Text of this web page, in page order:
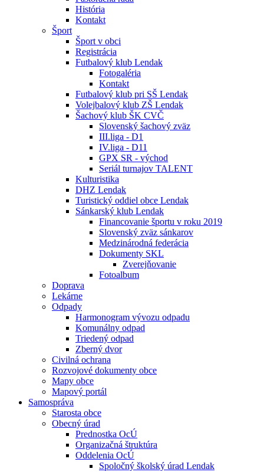
História
Kontakt
Šport
Šport v obci
Registrácia
Futbalový klub Lendak
Fotogaléria
Kontakt
Futbalový klub pri SŠ Lendak
Volejbalový klub ZŠ Lendak
Šachový klub ŠK CVČ
Slovenský šachový zväz
III.liga - D1
IV.liga - D11
GPX SR - východ
Seriál turnajov TALENT
Kulturistika
DHZ Lendak
Turistický oddiel obce Lendak
Sánkarský klub Lendak
Financovanie športu v roku 2019
Slovenský zväz sánkarov
Medzinárodná federácia
Dokumenty SKL
Zverejňovanie
Fotoalbum
Doprava
Lekárne
Odpady
Harmonogram vývozu odpadu
Komunálny odpad
Triedený odpad
Zberný dvor
Civilná ochrana
Rozvojové dokumenty obce
Mapy obce
Mapový portál
Samospráva
Starosta obce
Obecný úrad
Prednostka OcÚ
Organizačná štruktúra
Oddelenia OcÚ
Spoločný školský úrad Lendak